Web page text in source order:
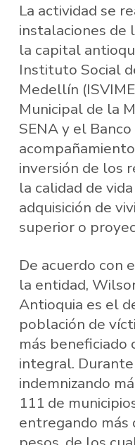
La actividad se
instalaciones de
la capital
Instituto Social
Medellín
Municipal de la
SENA y el
inversión de los
la calidad de
adquisición de
superior o
De acuerdo con
la entidad,
Antioquia es el
población de
más beneficiado
integral.
indemnizando
111 de
entregando más